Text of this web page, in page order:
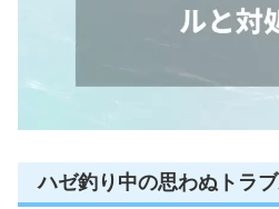
ハゼ釣り中の思わぬトラ